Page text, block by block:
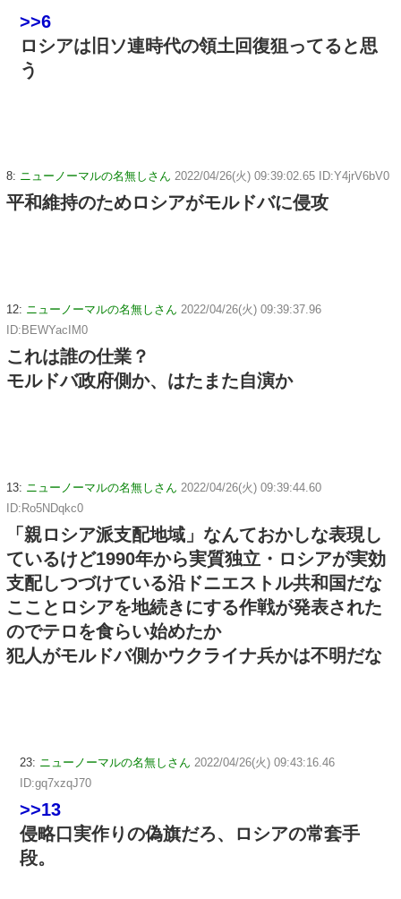
>>6
ロシアは旧ソ連時代の領土回復狙ってると思
う
8: ニューノーマルの名無しさん 2022/04/26(火) 09:39:02.65 ID:Y4jrV6bV0
平和維持のためロシアがモルドバに侵攻
12: ニューノーマルの名無しさん 2022/04/26(火) 09:39:37.96
ID:BEWYacIM0
これは誰の仕業？
モルドバ政府側か、はたまた自演か
13: ニューノーマルの名無しさん 2022/04/26(火) 09:39:44.60
ID:Ro5NDqkc0
「親ロシア派支配地域」なんておかしな表現し
ているけど1990年から実質独立・ロシアが実効
支配しつづけている沿ドニエストル共和国だな
こことロシアを地続きにする作戦が発表された
のでテロを食らい始めたか
犯人がモルドバ側かウクライナ兵かは不明だな
23: ニューノーマルの名無しさん 2022/04/26(火) 09:43:16.46
ID:gq7xzqJ70
>>13
侵略口実作りの偽旗だろ、ロシアの常套手
段。